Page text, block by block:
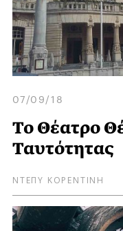
07/09/18
Το Θέατρο
Ταυτότητας
ΝΤΕΠΥ ΚΟΡΕΝΤΙΝΗ